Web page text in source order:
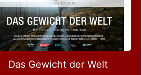
Das Gewicht der Welt